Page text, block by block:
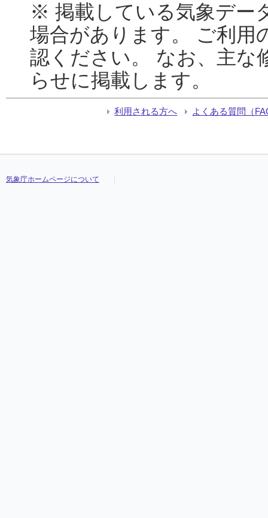
※ 掲載している気象デー
場合があります。 ご利用
認ください。 なお、主な
らせに掲載します。
利用される方へ よくある質問（
気象庁ホームページについて